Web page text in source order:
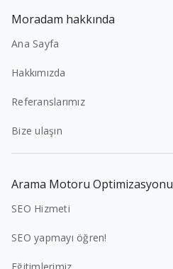
Moradam hakkında
Ana Sayfa
Hakkımızda
Referanslarımız
Bize ulaşın
Arama Motoru Optimizasyonu
SEO Hizmeti
SEO yapmayı öğren!